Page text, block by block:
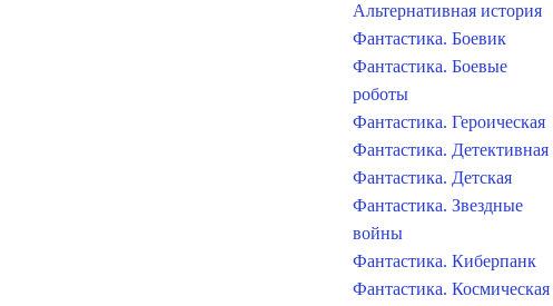
Альтернативная история
Фантастика. Боевик
Фантастика. Боевые
роботы
Фантастика. Героическая
Фантастика. Детективная
Фантастика. Детская
Фантастика. Звездные
войны
Фантастика. Киберпанк
Фантастика. Космическая